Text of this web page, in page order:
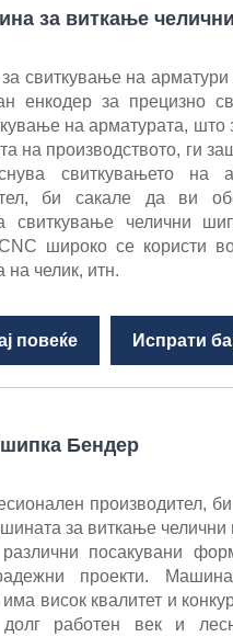
за виткање
свиткување на
енкодер за прецизно
на арматурата, што
на производството, ги
свиткувањето на
би сакале да ви
свиткување челични
широко се користи
на челик, итн.
повеќе Испрати
Бендер
производител,
за виткање челични
посакувани
проекти.
висок квалитет и
долг работен век и